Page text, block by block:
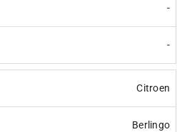
-
-
Citroen
Berlingo